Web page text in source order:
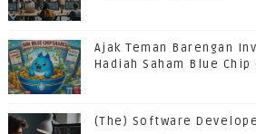
Ajak Teman Barengan
Hadiah Saham Blue
(The) Software